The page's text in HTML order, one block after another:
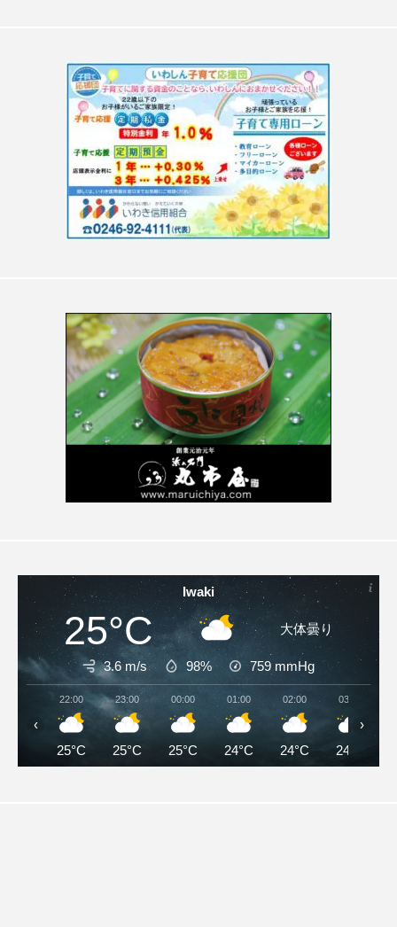
Iwaki
25°C 大体曇り
3.6 m/s 98% 759 mmHg
22:00
25°C
23:00
25°C
00:00
25°C
01:00
24°C
02:00
24°C
03:00
24°C
‹ ›